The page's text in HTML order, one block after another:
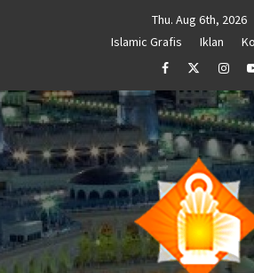
Thu. Aug 6th, 2026
Islamic Grafis
Iklan
FacebookTwitter